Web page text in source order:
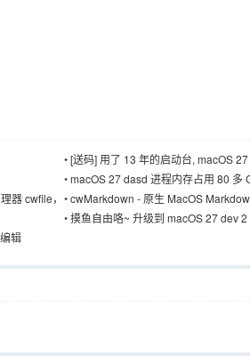
•[送码] 用了 13 年的启动台, macOS
BuhoLaunchpad
•macOS 27 dasd 进程内存占用 80 多
器 cwfile， •cwMarkdown - 原生 MacOS
•摸鱼自由咯~ 升级到 macOS 27 dev
辑